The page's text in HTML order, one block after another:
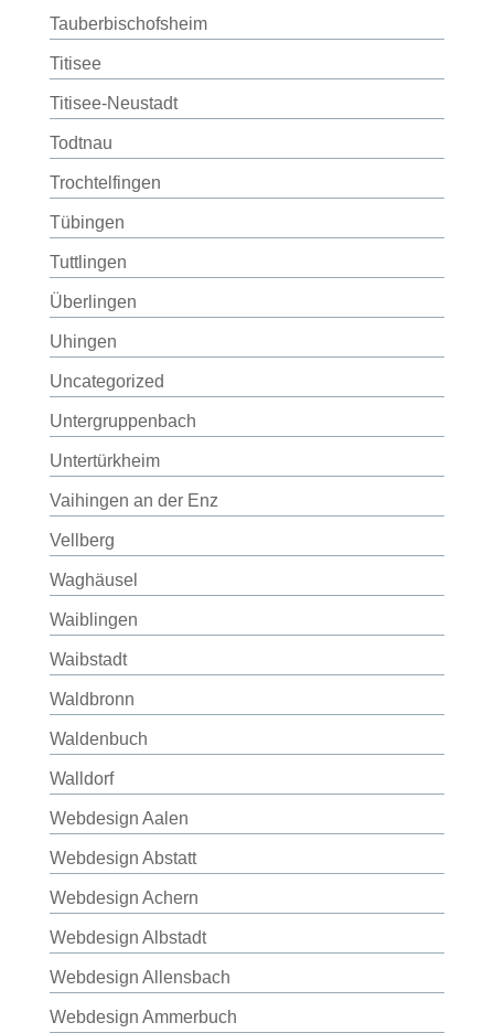
Tauberbischofsheim
Titisee
Titisee-Neustadt
Todtnau
Trochtelfingen
Tübingen
Tuttlingen
Überlingen
Uhingen
Uncategorized
Untergruppenbach
Untertürkheim
Vaihingen an der Enz
Vellberg
Waghäusel
Waiblingen
Waibstadt
Waldbronn
Waldenbuch
Walldorf
Webdesign Aalen
Webdesign Abstatt
Webdesign Achern
Webdesign Albstadt
Webdesign Allensbach
Webdesign Ammerbuch